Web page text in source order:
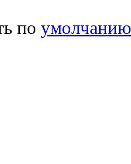
по умолчанию